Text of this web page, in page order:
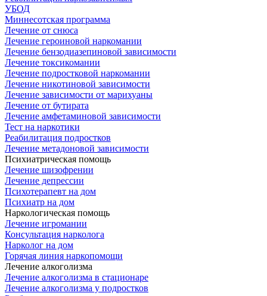
УБОД
Миннесотская программа
Лечение от снюса
Лечение героиновой наркомании
Лечение бензодиазепиновой зависимости
Лечение токсикомании
Лечение подростковой наркомании
Лечение никотиновой зависимости
Лечение зависимости от марихуаны
Лечение от бутирата
Лечение амфетаминовой зависимости
Тест на наркотики
Реабилитация подростков
Лечение метадоновой зависимости
Психиатрическая помощь
Лечение шизофрении
Лечение депрессии
Психотерапевт на дом
Психиатр на дом
Наркологическая помощь
Лечение игромании
Консультация нарколога
Нарколог на дом
Горячая линия наркопомощи
Лечение алкоголизма
Лечение алкоголизма в стационаре
Лечение алкоголизма у подростков